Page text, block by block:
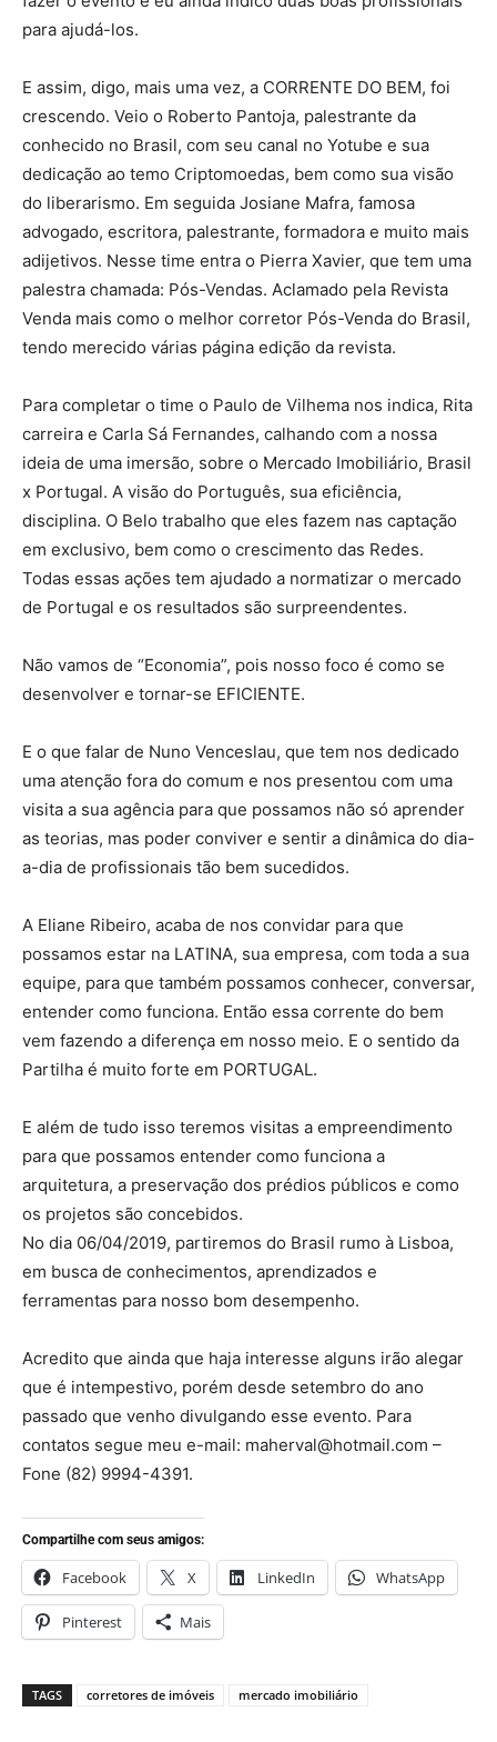
para ajudá-los.
E assim, digo, mais uma vez, a CORRENTE DO BEM, foi
crescendo. Veio o Roberto Pantoja, palestrante da
conhecido no Brasil, com seu canal no Yotube e sua
dedicação ao temo Criptomoedas, bem como sua visão
do liberarismo. Em seguida Josiane Mafra, famosa
advogado, escritora, palestrante, formadora e muito mais
adijetivos. Nesse time entra o Pierra Xavier, que tem uma
palestra chamada: Pós-Vendas. Aclamado pela Revista
Venda mais como o melhor corretor Pós-Venda do Brasil,
tendo merecido várias página edição da revista.
Para completar o time o Paulo de Vilhema nos indica, Rita
carreira e Carla Sá Fernandes, calhando com a nossa
ideia de uma imersão, sobre o Mercado Imobiliário, Brasil
x Portugal. A visão do Português, sua eficiência,
disciplina. O Belo trabalho que eles fazem nas captação
em exclusivo, bem como o crescimento das Redes.
Todas essas ações tem ajudado a normatizar o mercado
de Portugal e os resultados são surpreendentes.
Não vamos de “Economia”, pois nosso foco é como se
desenvolver e tornar-se EFICIENTE.
E o que falar de Nuno Venceslau, que tem nos dedicado
uma atenção fora do comum e nos presentou com uma
visita a sua agência para que possamos não só aprender
as teorias, mas poder conviver e sentir a dinâmica do dia-
a-dia de profissionais tão bem sucedidos.
A Eliane Ribeiro, acaba de nos convidar para que
possamos estar na LATINA, sua empresa, com toda a sua
equipe, para que também possamos conhecer, conversar,
entender como funciona. Então essa corrente do bem
vem fazendo a diferença em nosso meio. E o sentido da
Partilha é muito forte em PORTUGAL.
E além de tudo isso teremos visitas a empreendimento
para que possamos entender como funciona a
arquitetura, a preservação dos prédios públicos e como
os projetos são concebidos.
No dia 06/04/2019, partiremos do Brasil rumo à Lisboa,
em busca de conhecimentos, aprendizados e
ferramentas para nosso bom desempenho.
Acredito que ainda que haja interesse alguns irão alegar
que é intempestivo, porém desde setembro do ano
passado que venho divulgando esse evento. Para
contatos segue meu e-mail: maherval@hotmail.com –
Fone (82) 9994-4391.
Compartilhe com seus amigos:
Facebook X LinkedIn WhatsApp
Pinterest Mais
TAGS corretores de imóveis mercado imobiliário